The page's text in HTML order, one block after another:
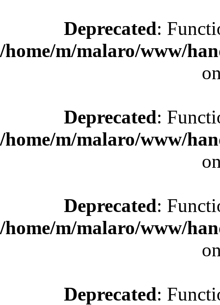
Deprecated:
/home/m/malaro/www/
Deprecated:
/home/m/malaro/www/
Deprecated:
/home/m/malaro/www/
Deprecated: